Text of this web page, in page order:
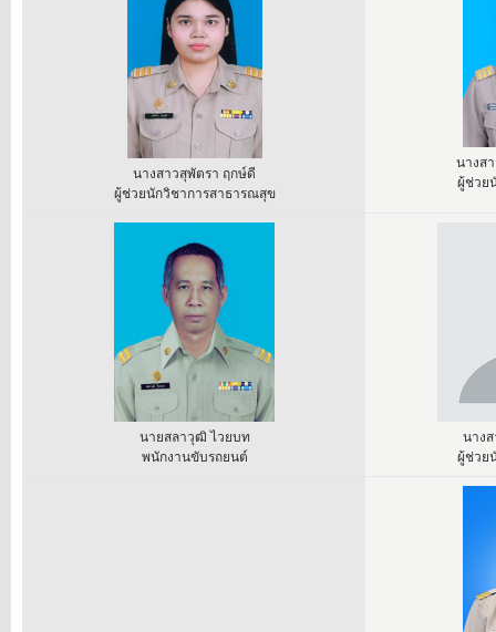
นางสาวสุพัตรา ฤกษ์ดี
ผู้ช่วยนักวิชาการสาธารณสุข
นางส
ผู้ช่วย
นายสลาวุฒิ ไวยบท
พนักงานขับรถยนต์
นาง
ผู้ช่วย